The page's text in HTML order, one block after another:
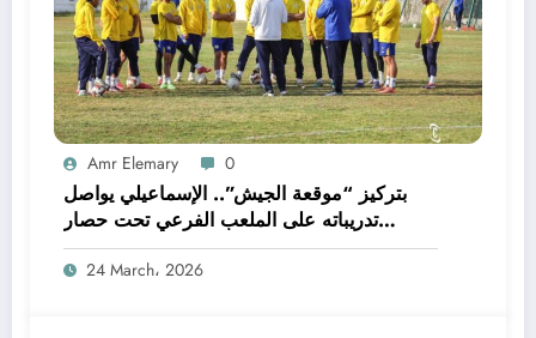
Amr Elemary 0
بتركيز “موقعة الجيش”.. الإسماعيلي يواصل
تدريباته على الملعب الفرعي تحت حصار
الصيانة
24 March، 2026